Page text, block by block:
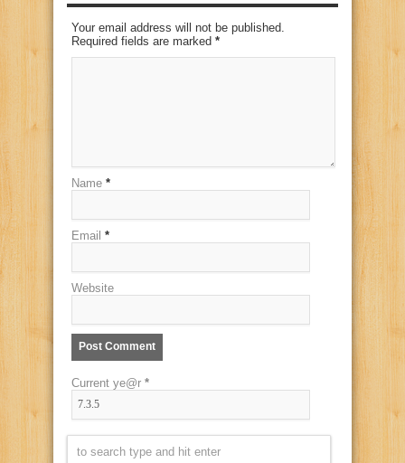
Your email address will not be published.
Required fields are marked *
Name *
Email *
Website
Current ye@r *